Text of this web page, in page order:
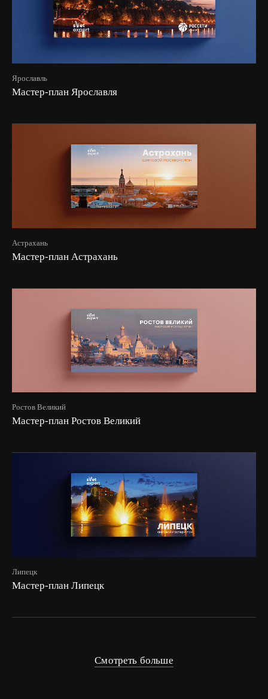
Ярославль
Мастер-план Ярославля
Астрахань
Мастер-план Астрахань
Ростов Великий
Мастер-план Ростов Великий
Липецк
Мастер-план Липецк
Смотреть больше